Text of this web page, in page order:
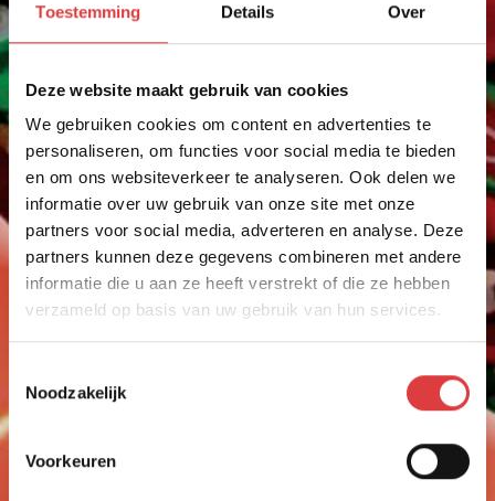
Toestemming Details Over
Deze website maakt gebruik van cookies
We gebruiken cookies om content en advertenties te
personaliseren, om functies voor social media te bieden
en om ons websiteverkeer te analyseren. Ook delen we
informatie over uw gebruik van onze site met onze
partners voor social media, adverteren en analyse. Deze
partners kunnen deze gegevens combineren met andere
informatie die u aan ze heeft verstrekt of die ze hebben
verzameld op basis van uw gebruik van hun services.
Noodzakelijk
Voorkeuren
CRACKLING
FONTEINEN
STERRETJES
STADIONFAKKEL
DIVERSEN
SINGLE SHOTS
VUURWERKPAKKET
CAT.F1 VUURWERK
BOMB BAGS
VEILIGHEIDSARTIKELEN
PLASTIC ROCKET BOMB
48 SHOTS + RAKET